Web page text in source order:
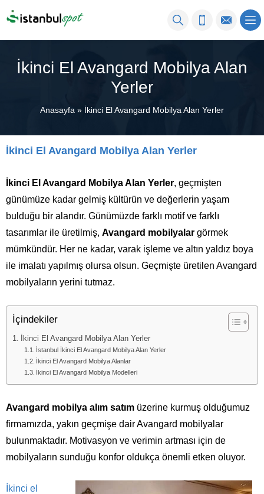
İkinci El Avangard Mobilya Alan
Yerler
Anasayfa » İkinci El Avangard Mobilya Alan Yerler
İkinci El Avangard Mobilya Alan Yerler
İkinci El Avangard Mobilya Alan Yerler, geçmişten
günümüze kadar gelmiş kültürün ve değerlerin yaşam
bulduğu bir alandır. Günümüzde farklı motif ve farklı
tasarımlar ile üretilmiş, Avangard mobilyalar görmek
mümkündür. Her ne kadar, varak işleme ve altın yaldız boya
ile imalatı yapılmış olursa olsun. Geçmişte üretilen Avangard
mobilyaların yerini tutmaz.
İçindekiler
İkinci El Avangard Mobilya Alan Yerler
İstanbul İkinci El Avangard Mobilya Alan Yerler
İkinci El Avangard Mobilya Alanlar
İkinci El Avangard Mobilya Modelleri
Avangard mobilya alım satım üzerine kurmuş olduğumuz
firmamızda, yakın geçmişe dair Avangard mobilyalar
bulunmaktadır. Motivasyon ve verimin artması için de
mobilyaların sunduğu konfor oldukça önemli etken oluyor.
İkinci el